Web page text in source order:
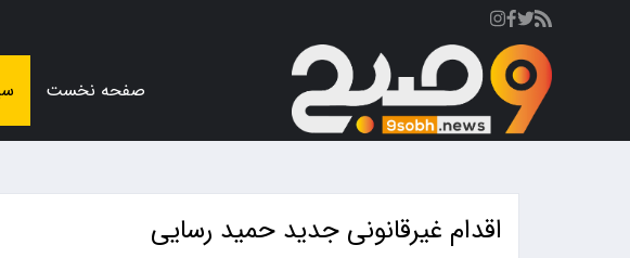
صفحه نخست
اقدام غیرقانونی جدید حمید رسایی